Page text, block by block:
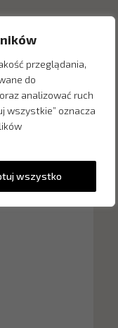
przeglądania,
do
analizować ruch
wszystkie” oznacza
wszystko